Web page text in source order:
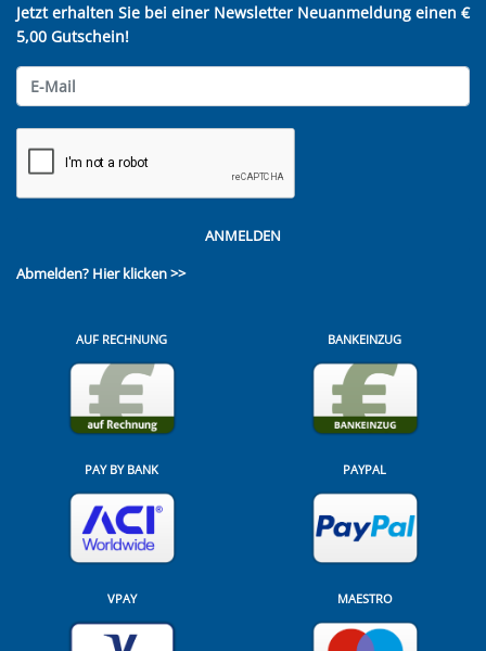
Jetzt erhalten Sie bei einer Newsletter Neuanmeldung einen €
5,00 Gutschein!
ANMELDEN
Abmelden? Hier klicken >>
AUF RECHNUNG BANKEINZUG
PAY BY BANK PAYPAL
VPAY MAESTRO